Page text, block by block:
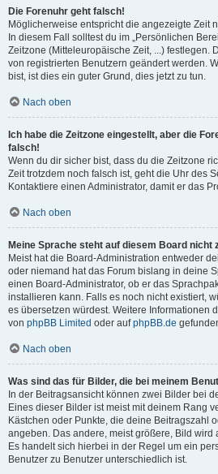
Die Forenuhr geht falsch!
Möglicherweise entspricht die angezeigte Zeit
In diesem Fall solltest du im „Persönlichen
Zeitzone (Mitteleuropäische Zeit, ...) festlegen.
von registrierten Benutzern geändert werden.
bist, ist dies ein guter Grund, dies jetzt zu tun.
Nach oben
Ich habe die Zeitzone eingestellt, aber die
falsch!
Wenn du dir sicher bist, dass du die Zeitzone
Zeit trotzdem noch falsch ist, geht die Uhr des
Kontaktiere einen Administrator, damit er das
Nach oben
Meine Sprache steht auf diesem Board nicht
Meist hat die Board-Administration entweder
oder niemand hat das Forum bislang in deine
einen Board-Administrator, ob er das
installieren kann. Falls es noch nicht existiert,
es übersetzen würdest. Weitere Informationen
von phpBB Limited oder aufphpBB.de
Nach oben
Was sind das für Bilder, die bei meinem
In der Beitragsansicht können zwei Bilder bei
Eines dieser Bilder ist meist mit deinem Rang
Kästchen oder Punkte, die deine Beitragszahl
angeben. Das andere, meist größere, Bild wird
Es handelt sich hierbei in der Regel um ein
Benutzer zu Benutzer unterschiedlich ist.